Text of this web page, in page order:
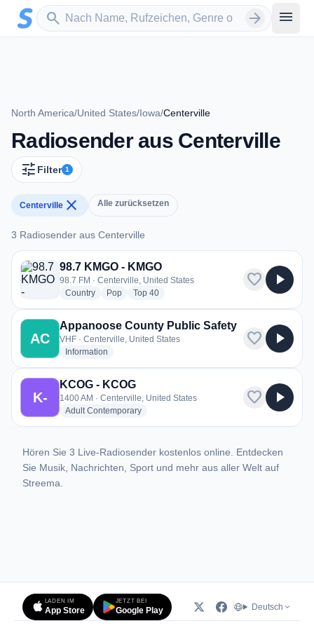
Zum Hauptinhalt springen
search
Sender suchen arrow_forward menu
North America/United States/Iowa/Centerville
Radiosender aus Centerville
tune Filter 1
Centerville close Alle zurücksetzen
3 Radiosender aus Centerville
3 Radiosender aus Centerville
98.7 KMGO - KMGO
98.7 FM · Centerville, United States
Countryradio stations
Popradio stations
Top 40radio stations
favorite play_arrow
AC
Appanoose County Public Safety
VHF · Centerville, United States
Information
favorite play_arrow
K-
KCOG - KCOG
1400 AM · Centerville, United States
Adult Contemporaryradio stations
favorite play_arrow
Hören Sie 3 Live-Radiosender kostenlos online. Entdecken
Sie Musik, Nachrichten, Sport und mehr aus aller Welt auf
Streema.
LADEN IM
App Store
JETZT BEI
Google Play Deutsch